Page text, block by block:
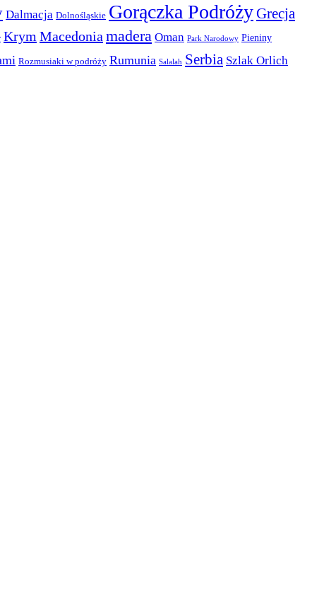
Dalmacja Dolnośląskie Gorączka PodróżyGrecja
KrymMacedoniamadera Oman Park Narodowy Pieniny
Rozmusiaki w podróży Rumunia Salalah Serbia Szlak Orlich